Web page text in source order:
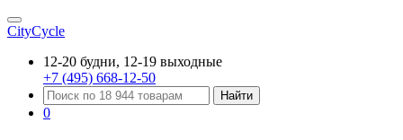
CityCycle
12-20 будни, 12-19 выходные
+7 (495) 668-12-50
Найти
0